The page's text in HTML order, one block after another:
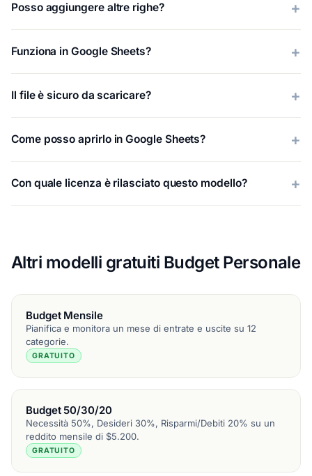
Posso aggiungere altre righe?
Funziona in Google Sheets?
Il file è sicuro da scaricare?
Come posso aprirlo in Google Sheets?
Con quale licenza è rilasciato questo modello?
Altri modelli gratuiti Budget Personale
Budget Mensile
Pianifica e monitora un mese di entrate e uscite su 12
categorie.
GRATUITO
Budget 50/30/20
Necessità 50%, Desideri 30%, Risparmi/Debiti 20% su un
reddito mensile di $5.200.
GRATUITO